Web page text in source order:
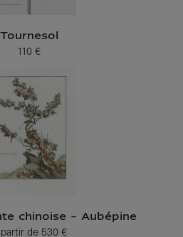
Tournesol
Prix ​​actuel
110 €
chinoise - Aubépine
de 530 €